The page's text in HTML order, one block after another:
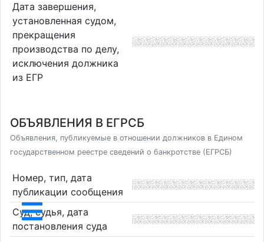
Дата завершения,
установленная судом,
прекращения
производства по делу,
исключения должника
из ЕГР
ОБЪЯВЛЕНИЯ В ЕГРСБ
Объявления, публикуемые в отношении должников в Едином
государственном реестре сведений о банкротстве (ЕГРСБ)
Номер, тип, дата
публикации сообщения
Суд, судья, дата
постановления суда